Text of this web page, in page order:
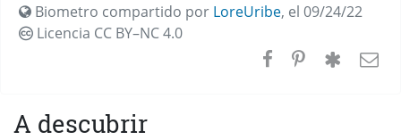
Biometro compartido por LoreUribe, el 09/24/22
Licencia CC BY–NC 4.0
A descubrir